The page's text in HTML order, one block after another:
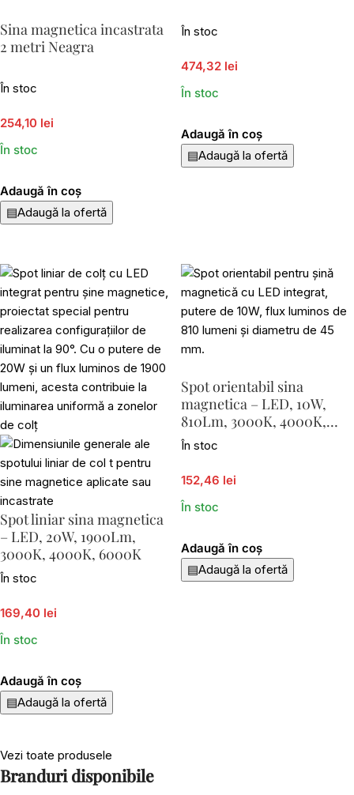
Sina magnetica incastrata
2 metri Neagra
În stoc
254,10 lei
În stoc
Adaugă în coș
▤Adaugă la ofertă
În stoc
474,32 lei
În stoc
Adaugă în coș
▤Adaugă la ofertă
Spot liniar sina magnetica
– LED, 20W, 1900Lm,
3000K, 4000K, 6000K
În stoc
169,40 lei
În stoc
Adaugă în coș
▤Adaugă la ofertă
Spot orientabil sina
magnetica – LED, 10W,
810Lm, 3000K, 4000K,
6000K, D45
În stoc
152,46 lei
În stoc
Adaugă în coș
▤Adaugă la ofertă
Vezi toate produsele
Branduri disponibile